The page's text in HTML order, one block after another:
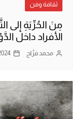
ثقافة وفن
مِنَ الحُرِّيَةِ إلى
الأفراد داخل
محمد فرَّاح